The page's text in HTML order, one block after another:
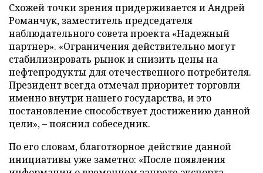
Схожей точки зрения придерживается и Андрей
Романчук, заместитель председателя
наблюдательного совета проекта «Надежный
партнер». «Ограничения действительно могут
стабилизировать рынок и снизить цены на
нефтепродукты для отечественного потребителя.
Президент всегда отмечал приоритет торговли
именно внутри нашего государства, и это
постановление способствует достижению данной
цели», – пояснил собеседник.
По его словам, благотворное действие данной
инициативы уже заметно: «После появления